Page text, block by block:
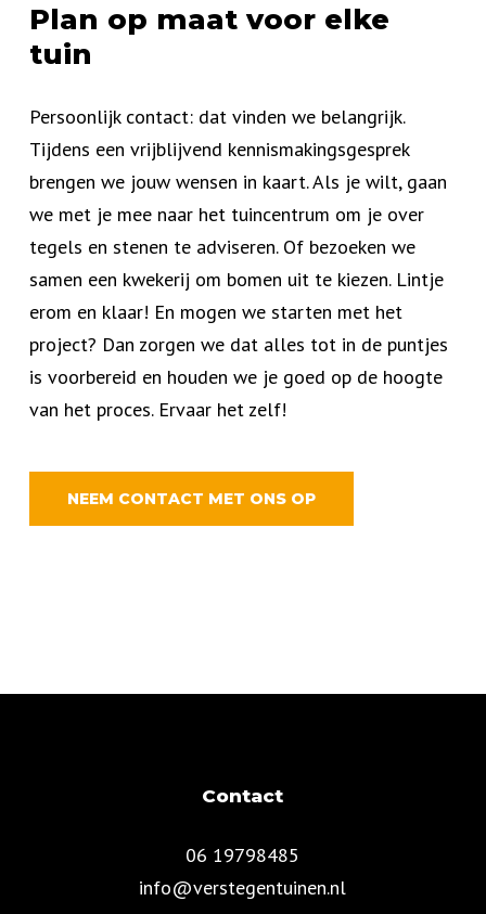
Plan op maat voor elke
tuin
Persoonlijk contact: dat vinden we belangrijk.
Tijdens een vrijblijvend kennismakingsgesprek
brengen we jouw wensen in kaart. Als je wilt, gaan
we met je mee naar het tuincentrum om je over
tegels en stenen te adviseren. Of bezoeken we
samen een kwekerij om bomen uit te kiezen. Lintje
erom en klaar! En mogen we starten met het
project? Dan zorgen we dat alles tot in de puntjes
is voorbereid en houden we je goed op de hoogte
van het proces. Ervaar het zelf!
NEEM CONTACT MET ONS OP
Contact
06 19798485
info@verstegentuinen.nl